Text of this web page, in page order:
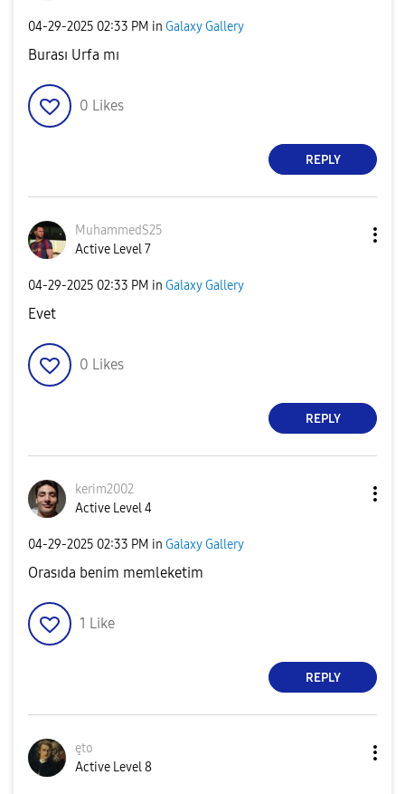
‎04-29-2025 02:33 PM in Galaxy Gallery
Burası Urfa mı
0 Likes
REPLY
MuhammedS25
Active Level 7
‎04-29-2025 02:33 PM in Galaxy Gallery
Evet
0 Likes
REPLY
kerim2002
Active Level 4
‎04-29-2025 02:33 PM in Galaxy Gallery
Orasıda benim memleketim
1 Like
REPLY
ęto
Active Level 8